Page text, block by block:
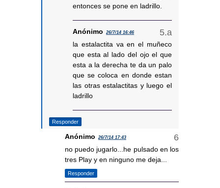
entonces se pone en ladrillo.
Anónimo 26/7/14 16:46
la estalactita va en el muñeco
que esta al lado del ojo el que
esta a la derecha te da un palo
que se coloca en donde estan
las otras estalactitas y luego el
ladrillo
Responder
Anónimo 26/7/14 17:43
no puedo jugarlo...he pulsado en los
tres Play y en ninguno me deja...
Responder